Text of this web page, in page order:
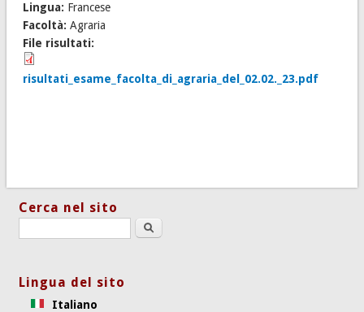
Lingua: Francese
Facoltà: Agraria
File risultati:
risultati_esame_facolta_di_agraria_del_02.02._23.pdf
Cerca nel sito
Search this site
Lingua del sito
Italiano